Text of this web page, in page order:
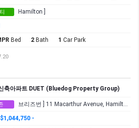
Hamilton ]
Bed 2 Bath 1 Car Park
축아파트 DUET (Bluedog Property Group)
브리즈번 ] 11 Macarthur Avenue, Hamilton QLD
-